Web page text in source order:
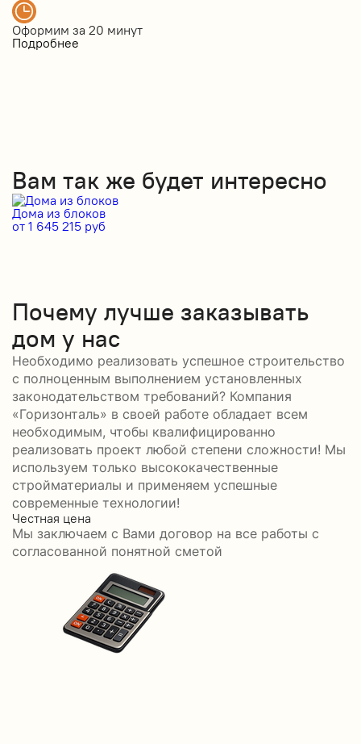
Оформим за 20 минут
Подробнее
Вам так же будет интересно
Дома из блоков
от 1 645 215 руб
Почему лучше заказывать
дом у нас
Необходимо реализовать успешное строительство
с полноценным выполнением установленных
законодательством требований? Компания
«Горизонталь» в своей работе обладает всем
необходимым, чтобы квалифицированно
реализовать проект любой степени сложности! Мы
используем только высококачественные
стройматериалы и применяем успешные
современные технологии!
Честная цена
Мы заключаем с Вами договор на все работы с
согласованной понятной сметой